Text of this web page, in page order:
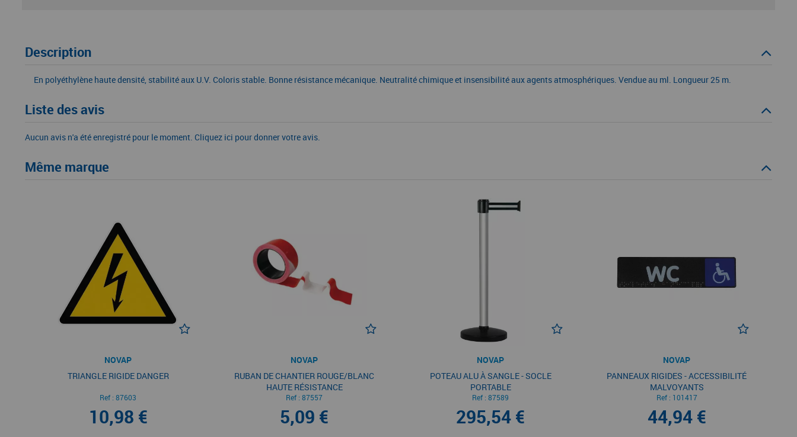
Description
En polyéthylène haute densité, stabilité aux U.V. Coloris stable. Bonne résistance mécanique. Neutralité chimique et insensibilité aux agents atmosphériques. Vendue au ml. Longueur 25 m.
Liste des avis
Aucun avis n'a été enregistré pour le moment. Cliquez ici pour donner votre avis.
Même marque
NOVAP
TRIANGLE RIGIDE DANGER
Ref : 87603
10,98 €
NOVAP
RUBAN DE CHANTIER ROUGE/BLANC
HAUTE RÉSISTANCE
Ref : 87557
5,09 €
NOVAP
POTEAU ALU À SANGLE - SOCLE
PORTABLE
Ref : 87589
295,54 €
NOVAP
PANNEAUX RIGIDES - ACCESSIBILITÉ
MALVOYANTS
Ref : 101417
44,94 €